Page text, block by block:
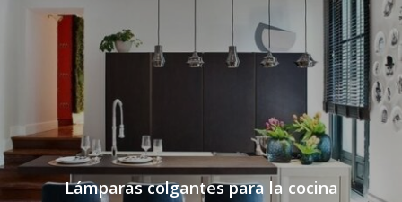
Lámparas colgantes para la cocina